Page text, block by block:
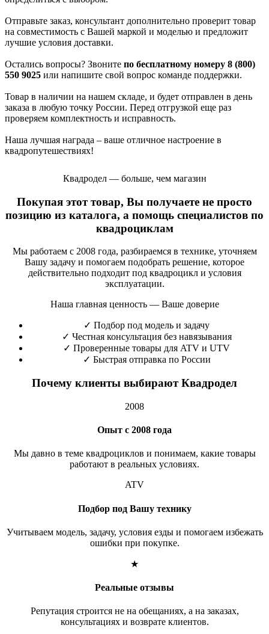
Отправьте заказ, консультант дополнительно проверит товар
на совместимость с Вашей маркой и моделью и предложит
лучшие условия доставки.
Остались вопросы? Звоните по бесплатному номеру 8 (800)
550 9025 или напишите свой вопрос команде поддержки.
Товар в наличии на нашем складе, и будет отправлен в день
заказа в любую точку России. Перед отгрузкой еще раз
проверяем комплектность и исправность.
Наша лучшая награда – ваше отличное настроение в
квадропутешествиях!
Квадродел — больше, чем магазин
Покупая этот товар, Вы получаете не просто
позицию из каталога, а помощь специалистов по
квадроциклам
Мы работаем с 2008 года, разбираемся в технике, уточняем
Вашу задачу и помогаем подобрать решение, которое
действительно подходит под квадроцикл и условия
эксплуатации.
Наша главная ценность — Ваше доверие
✓ Подбор под модель и задачу
✓ Честная консультация без навязывания
✓ Проверенные товары для ATV и UTV
✓ Быстрая отправка по России
Почему клиенты выбирают Квадродел
2008
Опыт с 2008 года
Мы давно в теме квадроциклов и понимаем, какие товары
работают в реальных условиях.
ATV
Подбор под Вашу технику
Учитываем модель, задачу, условия езды и помогаем избежать
ошибки при покупке.
★
Реальные отзывы
Репутация строится не на обещаниях, а на заказах,
консультациях и возврате клиентов.